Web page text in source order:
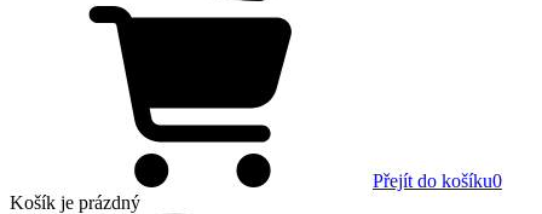
Přejít do košíku0
Košík je prázdný